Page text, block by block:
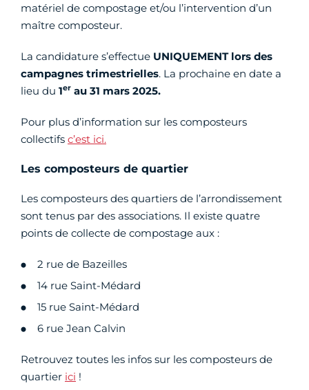
matériel de compostage et/ou l’intervention d’un
maître composteur.
La candidature s’effectue UNIQUEMENT lors des
campagnes trimestrielles. La prochaine en date a
lieu du 1er au 31 mars 2025.
Pour plus d’information sur les composteurs
collectifs c’est ici.
Les composteurs de quartier
Les composteurs des quartiers de l’arrondissement
sont tenus par des associations. Il existe quatre
points de collecte de compostage aux :
2 rue de Bazeilles
14 rue Saint-Médard
15 rue Saint-Médard
6 rue Jean Calvin
Retrouvez toutes les infos sur les composteurs de
quartier ici !